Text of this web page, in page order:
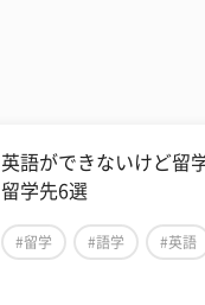
英語ができないけど留
留学先6選
#留学 #語学 #英語